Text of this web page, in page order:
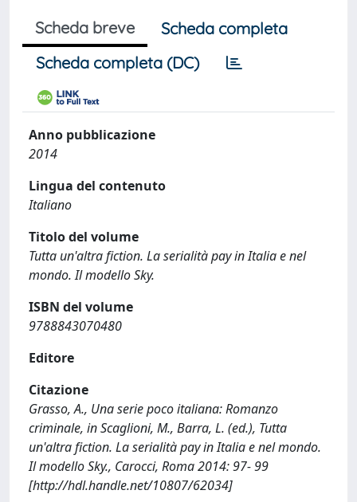
Scheda breve
Scheda completa
Scheda completa (DC)
Anno pubblicazione
2014
Lingua del contenuto
Italiano
Titolo del volume
Tutta un'altra fiction. La serialità pay in Italia e nel
mondo. Il modello Sky.
ISBN del volume
9788843070480
Editore
Citazione
Grasso, A., Una serie poco italiana: Romanzo
criminale, in Scaglioni, M., Barra, L. (ed.), Tutta
un'altra fiction. La serialità pay in Italia e nel mondo.
Il modello Sky., Carocci, Roma 2014: 97- 99
[http://hdl.handle.net/10807/62034]